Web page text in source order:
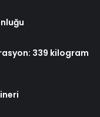
339 kilogram